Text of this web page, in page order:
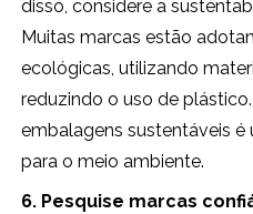
disso, considere a
Muitas marcas estão
ecológicas, utilizando
reduzindo o uso de
embalagens sustentáveis é
para o meio ambiente.
6. Pesquise marcas